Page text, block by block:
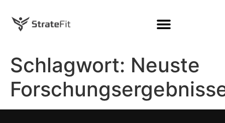
Schlagwort: Neuste